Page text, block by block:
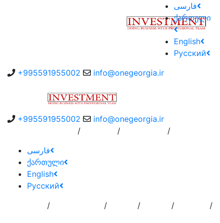
فارسی
ქართული
English
Русский
+995591955002
info@onegeorgia.ir
+995591955002
info@onegeorgia.ir
/ /
/
فارسی
ქართული
English
Русский
/ / / / /